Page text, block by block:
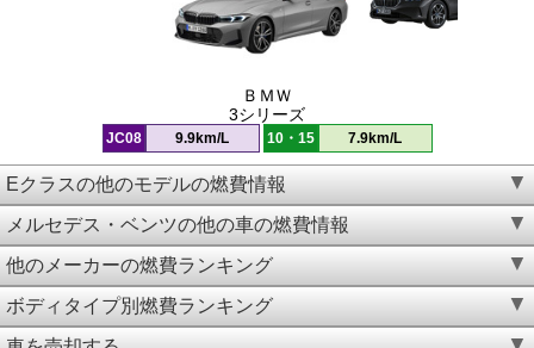
ＢＭＷ
3シリーズ
JC08 9.9km/L 10・15 7.9km/L
Eクラスの他のモデルの燃費情報
メルセデス・ベンツの他の車の燃費情報
他のメーカーの燃費ランキング
ボディタイプ別燃費ランキング